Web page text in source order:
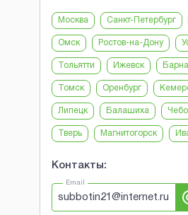
Москва Санкт-Петербург
Омск Ростов-на-Дону
Тольятти Ижевск
Томск Оренбург
Липецк Балашиха
Тверь Магнитогорск
Контакты:
Email
subbotin21@internet.ru